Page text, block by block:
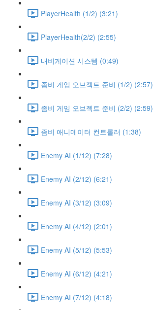
PlayerHealth (1/2) (3:21)
PlayerHealth(2/2) (2:55)
내비게이션 시스템 (0:49)
좀비 게임 오브젝트 준비 (1/2) (2:57)
좀비 게임 오브젝트 준비 (2/2) (2:59)
좀비 애니메이터 컨트롤러 (1:38)
Enemy AI (1/12) (7:28)
Enemy AI (2/12) (6:21)
Enemy AI (3/12) (3:09)
Enemy AI (4/12) (2:01)
Enemy AI (5/12) (5:53)
Enemy AI (6/12) (4:21)
Enemy AI (7/12) (4:18)